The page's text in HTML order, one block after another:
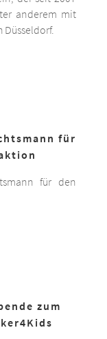
anderem mit
für
für den
zum